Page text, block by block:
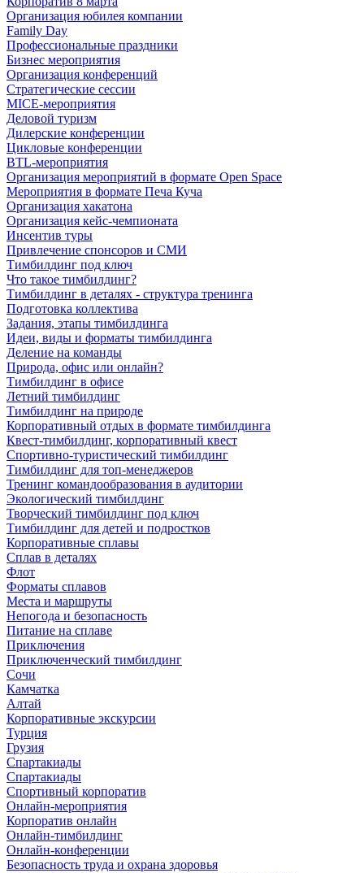
Организация юбилея компании
Family Day
Профессиональные праздники
Бизнес мероприятия
Организация конференций
Стратегические сессии
MICE-мероприятия
Деловой туризм
Дилерские конференции
Цикловые конференции
BTL-мероприятия
Организация мероприятий в формате Open Space
Мероприятия в формате Печа Куча
Организация хакатона
Организация кейс-чемпионата
Инсентив туры
Привлечение спонсоров и СМИ
Тимбилдинг под ключ
Что такое тимбилдинг?
Тимбилдинг в деталях - структура тренинга
Подготовка коллектива
Задания, этапы тимбилдинга
Идеи, виды и форматы тимбилдинга
Деление на команды
Природа, офис или онлайн?
Тимбилдинг в офисе
Летний тимбилдинг
Тимбилдинг на природе
Корпоративный отдых в формате тимбилдинга
Квест-тимбилдинг, корпоративный квест
Спортивно-туристический тимбилдинг
Тимбилдинг для топ-менеджеров
Тренинг командообразования в аудитории
Экологический тимбилдинг
Творческий тимбилдинг под ключ
Тимбилдинг для детей и подростков
Корпоративные сплавы
Сплав в деталях
Флот
Форматы сплавов
Места и маршруты
Непогода и безопасность
Питание на сплаве
Приключения
Приключенческий тимбилдинг
Сочи
Камчатка
Алтай
Корпоративные экскурсии
Турция
Грузия
Спартакиады
Спартакиады
Спортивный корпоратив
Онлайн-мероприятия
Корпоратив онлайн
Онлайн-тимбилдинг
Онлайн-конференции
Безопасность труда и охрана здоровья